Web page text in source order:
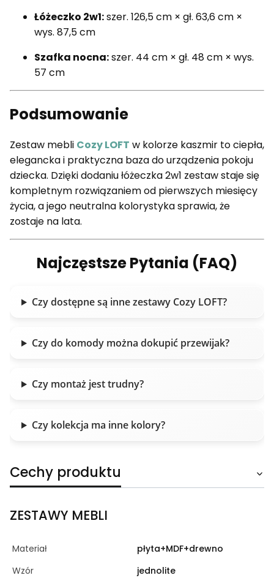
Łóżeczko 2w1:szer. 126,5 cm × gł. 63,6 cm ×
wys. 87,5 cm
Szafka nocna:szer. 44 cm × gł. 48 cm × wys.
57 cm
Podsumowanie
Zestaw mebli Cozy LOFT w kolorze kaszmir to ciepła,
elegancka i praktyczna baza do urządzenia pokoju
dziecka. Dzięki dodaniu łóżeczka 2w1 zestaw staje się
kompletnym rozwiązaniem od pierwszych miesięcy
życia, a jego neutralna kolorystyka sprawia, że
zostaje na lata.
Najczęstsze Pytania (FAQ)
Czy dostępne są inne zestawy Cozy LOFT?
Czy do komody można dokupić przewijak?
Czy montaż jest trudny?
Czy kolekcja ma inne kolory?
Cechy produktu
ZESTAWY MEBLI
Materiał
płyta+MDF+drewno
Wzór
jednolite